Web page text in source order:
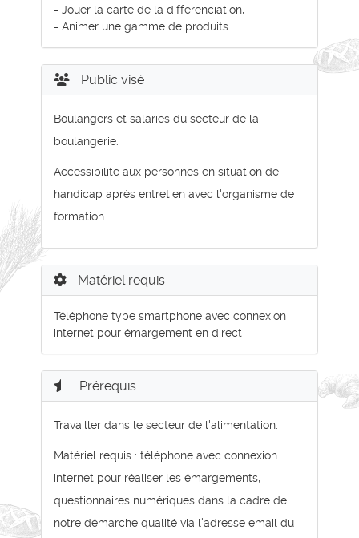
- Jouer la carte de la différenciation,
- Animer une gamme de produits.
Public visé
Boulangers et salariés du secteur de la
boulangerie.
Accessibilité aux personnes en situation de
handicap après entretien avec l'organisme de
formation.
Matériel requis
Téléphone type smartphone avec connexion
internet pour émargement en direct
Prérequis
Travailler dans le secteur de l'alimentation.
Matériel requis : téléphone avec connexion
internet pour réaliser les émargements,
questionnaires numériques dans la cadre de
notre démarche qualité via l'adresse email du